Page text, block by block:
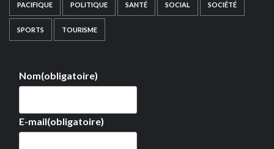
PACIFIQUE POLITIQUE SANTÉ SOCIAL SOCIÉTÉ
SPORTS TOURISME
Nom(obligatoire)
E-mail(obligatoire)